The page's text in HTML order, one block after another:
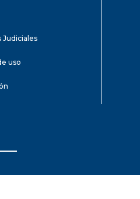
Judiciales
uso